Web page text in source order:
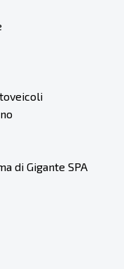
di Gigante SPA